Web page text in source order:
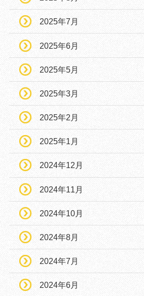
2025年7月
2025年6月
2025年5月
2025年3月
2025年2月
2025年1月
2024年12月
2024年11月
2024年10月
2024年8月
2024年7月
2024年6月